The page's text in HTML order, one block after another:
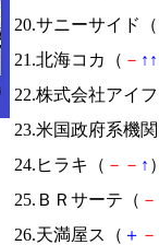
20.サニーサイド（
21.北海コカ（ － ↑ ↑
22.株式会社アイ
23.米国政府系機
24.ヒラキ（ － － ↑
25.ＢＲサーテ（ －
26.天満屋ス（ ＋ －